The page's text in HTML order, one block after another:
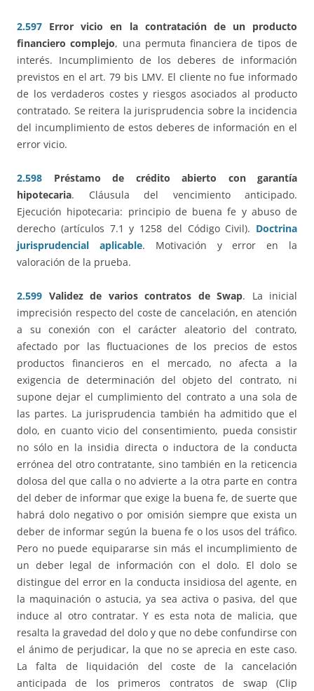
2.597 Error vicio en la contratación de un producto
financiero complejo, una permuta financiera de tipos de
interés. Incumplimiento de los deberes de información
previstos en el art. 79 bis LMV. El cliente no fue informado
de los verdaderos costes y riesgos asociados al producto
contratado. Se reitera la jurisprudencia sobre la incidencia
del incumplimiento de estos deberes de información en el
error vicio.
2.598
Préstamo de crédito abierto con garantía
hipotecaria. Cláusula del vencimiento anticipado.
Ejecución hipotecaria: principio de buena fe y abuso de
derecho (artículos 7.1 y 1258 del Código Civil). Doctrina
jurisprudencial aplicable. Motivación y error en la
valoración de la prueba.
2.599 Validez de varios contratos de Swap. La inicial
imprecisión respecto del coste de cancelación, en atención
a su conexión con el carácter aleatorio del contrato,
afectado por las fluctuaciones de los precios de estos
productos financieros en el mercado, no afecta a la
exigencia de determinación del objeto del contrato, ni
supone dejar el cumplimiento del contrato a una sola de
las partes. La jurisprudencia también ha admitido que el
dolo, en cuanto vicio del consentimiento, pueda consistir
no sólo en la insidia directa o inductora de la conducta
errónea del otro contratante, sino también en la reticencia
dolosa del que calla o no advierte a la otra parte en contra
del deber de informar que exige la buena fe, de suerte que
habrá dolo negativo o por omisión siempre que exista un
deber de informar según la buena fe o los usos del tráfico.
Pero no puede equipararse sin más el incumplimiento de
un deber legal de información con el dolo. El dolo se
distingue del error en la conducta insidiosa del agente, en
la maquinación o astucia, ya sea activa o pasiva, del que
induce al otro contratar. Y es esta nota de malicia, que
resalta la gravedad del dolo y que no debe confundirse con
el ánimo de perjudicar, la que no se aprecia en este caso.
La falta de liquidación del coste de la cancelación
anticipada de los primeros contratos de swap (Clip